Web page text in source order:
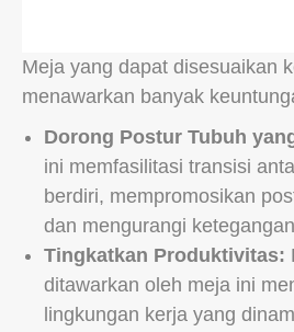
Meja yang dapat disesuaikan
menawarkan banyak
Dorong Postur Tubuh
ini memfasilitasi transisi
berdiri, mempromosikan
dan mengurangi
Tingkatkan Produktivitas:
ditawarkan oleh meja ini
lingkungan kerja yang